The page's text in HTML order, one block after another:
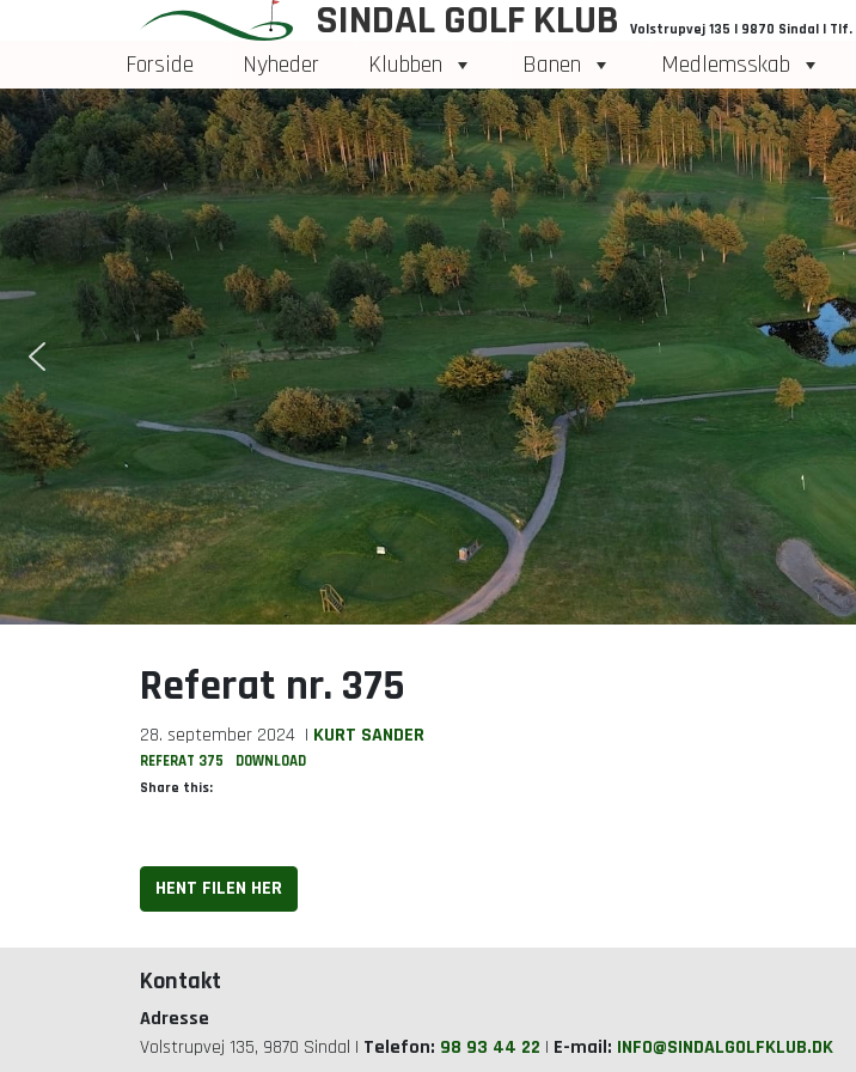
SINDAL GOLF KLUB Volstrupvej 135 | 9870 Sindal | Tlf.
Forside Nyheder Klubben Banen Medlemsskab
Referat nr. 375
28. september 2024 | KURT SANDER
REFERAT 375 DOWNLOAD
Share this:
HENT FILEN HER
Kontakt
Adresse
Volstrupvej 135, 9870 Sindal | Telefon: 98 93 44 22 | E-mail: INFO@SINDALGOLFKLUB.DK